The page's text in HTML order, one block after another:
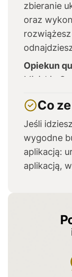
zbieranie
oraz
Opiekun
Miejskie
Co
Jeśli
wygodne
aplikacją:
aplikacją,